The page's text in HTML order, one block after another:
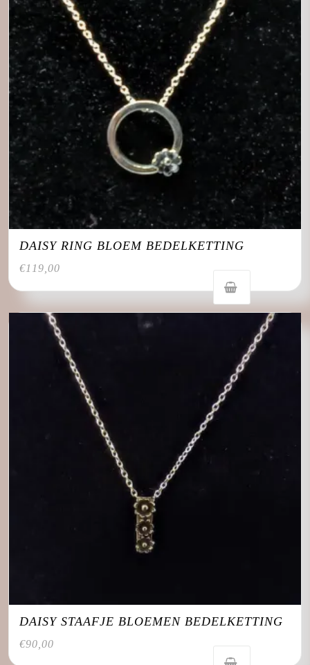
DAISY RING BLOEM BEDELKETTING
€119,00
DAISY STAAFJE BLOEMEN BEDELKETTING
€90,00